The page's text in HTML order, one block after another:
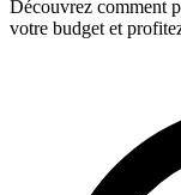
Découvrez comment
votre budget et